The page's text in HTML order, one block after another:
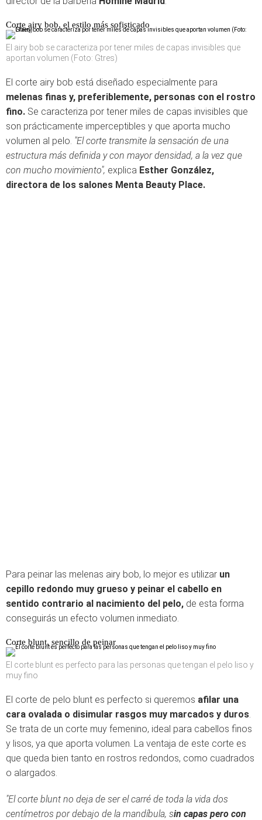
Corte airy bob, el estilo más sofisticado
El airy bob se caracteriza por tener miles de capas invisibles que
aportan volumen (Foto: Gtres)
El corte airy bob está diseñado especialmente para
melenas finas y, preferiblemente, personas con el rostro
fino. Se caracteriza por tener miles de capas invisibles que
son prácticamente imperceptibles y que aporta mucho
volumen al pelo. "El corte transmite la sensación de una
estructura más definida y con mayor densidad, a la vez que
con mucho movimiento", explica Esther González,
directora de los salones Menta Beauty Place.
Para peinar las melenas airy bob, lo mejor es utilizar un
cepillo redondo muy grueso y peinar el cabello en
sentido contrario al nacimiento del pelo, de esta forma
conseguirás un efecto volumen inmediato.
Corte blunt, sencillo de peinar
El corte blunt es perfecto para las personas que tengan el pelo liso y
muy fino
El corte de pelo blunt es perfecto si queremos afilar una
cara ovalada o disimular rasgos muy marcados y duros.
Se trata de un corte muy femenino, ideal para cabellos finos
y lisos, ya que aporta volumen. La ventaja de este corte es
que queda bien tanto en rostros redondos, como cuadrados
o alargados.
"El corte blunt no deja de ser el carré de toda la vida dos
centímetros por debajo de la mandíbula, sin capas pero con